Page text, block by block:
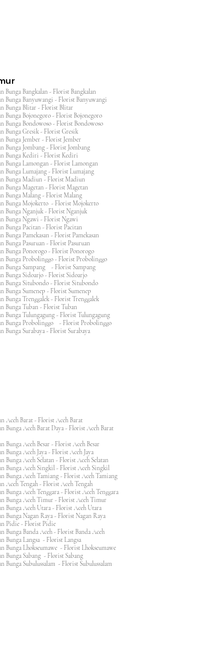
Bunga Bangkalan - Florist Bangkalan
Bunga Banyuwangi - Florist Banyuwangi
Bunga Blitar - Florist Blitar
Bunga Bojonegoro - Florist Bojonegoro
Bunga Bondowoso - Florist Bondowoso
Bunga Gresik - Florist Gresik
Bunga Jember - Florist Jember
Bunga Jombang - Florist Jombang
Bunga Kediri - Florist Kediri
Bunga Lamongan - Florist Lamongan
Bunga Lumajang - Florist Lumajang
Bunga Madiun - Florist Madiun
Bunga Magetan - Florist Magetan
Bunga Malang - Florist Malang
Bunga Mojokerto - Florist Mojokerto
Bunga Nganjuk - Florist Nganjuk
Bunga Ngawi - Florist Ngawi
Bunga Pacitan - Florist Pacitan
Bunga Pamekasan - Florist Pamekasan
Bunga Pasuruan - Florist Pasuruan
Bunga Ponorogo - Florist Ponorogo
Bunga Probolinggo - Florist Probolinggo
Bunga Sampang - Florist Sampang
Bunga Sidoarjo - Florist Sidoarjo
Bunga Situbondo - Florist Situbondo
Bunga Sumenep - Florist Sumenep
Bunga Trenggalek - Florist Trenggalek
Bunga Tuban - Florist Tuban
Bunga Tulungagung - Florist Tulungagung
Bunga Probolinggo - Florist Probolinggo
Bunga Surabaya - Florist Surabaya
Aceh Barat - Florist Aceh Barat
Bunga Aceh Barat Daya - Florist Aceh Barat
Bunga Aceh Besar - Florist Aceh Besar
Bunga Aceh Jaya - Florist Aceh Jaya
Bunga Aceh Selatan - Florist Aceh Selatan
Bunga Aceh Singkil - Florist Aceh Singkil
Bunga Aceh Tamiang - Florist Aceh Tamiang
Aceh Tengah - Florist Aceh Tengah
Bunga Aceh Tenggara - Florist Aceh Tenggara
Bunga Aceh Timur - Florist Aceh Timur
Bunga Aceh Utara - Florist Aceh Utara
Bunga Nagan Raya - Florist Nagan Raya
Pidie - Florist Pidie
Bunga Banda Aceh - Florist Banda Aceh
Bunga Langsa - Florist Langsa
Bunga Lhokseumawe - Florist Lhokseumawe
Bunga Sabang - Florist Sabang
Bunga Subulussalam - Florist Subulussalam